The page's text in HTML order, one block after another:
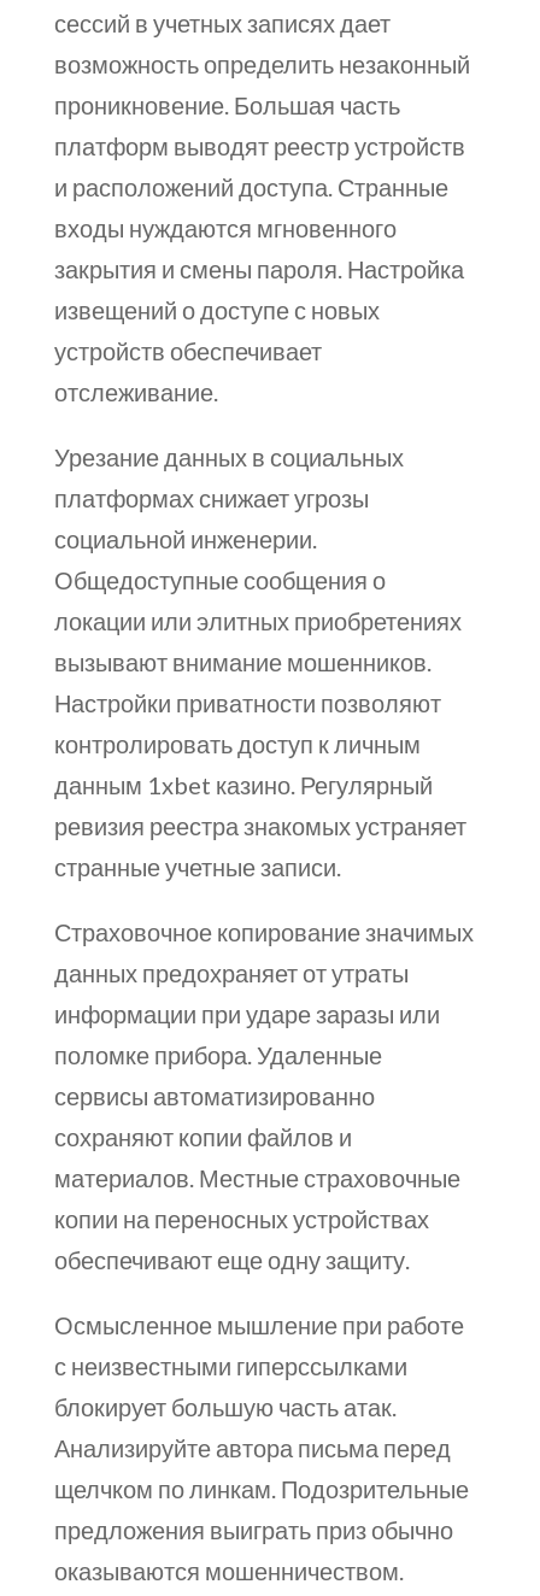
сессий в учетных записях дает
возможность определить незаконный
проникновение. Большая часть
платформ выводят реестр устройств
и расположений доступа. Странные
входы нуждаются мгновенного
закрытия и смены пароля. Настройка
извещений о доступе с новых
устройств обеспечивает
отслеживание.
Урезание данных в социальных
платформах снижает угрозы
социальной инженерии.
Общедоступные сообщения о
локации или элитных приобретениях
вызывают внимание мошенников.
Настройки приватности позволяют
контролировать доступ к личным
данным 1xbet казино. Регулярный
ревизия реестра знакомых устраняет
странные учетные записи.
Страховочное копирование значимых
данных предохраняет от утраты
информации при ударе заразы или
поломке прибора. Удаленные
сервисы автоматизированно
сохраняют копии файлов и
материалов. Местные страховочные
копии на переносных устройствах
обеспечивают еще одну защиту.
Осмысленное мышление при работе
с неизвестными гиперссылками
блокирует большую часть атак.
Анализируйте автора письма перед
щелчком по линкам. Подозрительные
предложения выиграть приз обычно
оказываются мошенничеством.